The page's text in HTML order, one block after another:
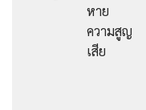
หาย
ความสูญ
เสีย